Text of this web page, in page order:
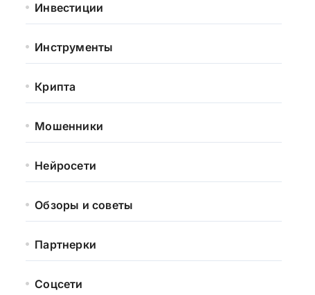
Инвестиции
Инструменты
Крипта
Мошенники
Нейросети
Обзоры и советы
Партнерки
Соцсети